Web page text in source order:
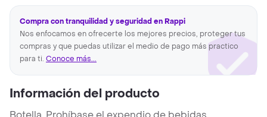
Compra con tranquilidad y seguridad en Rappi
Nos enfocamos en ofrecerte los mejores precios, proteger tus
compras y que puedas utilizar el medio de pago más practico
para ti. Conoce más...
Información del producto